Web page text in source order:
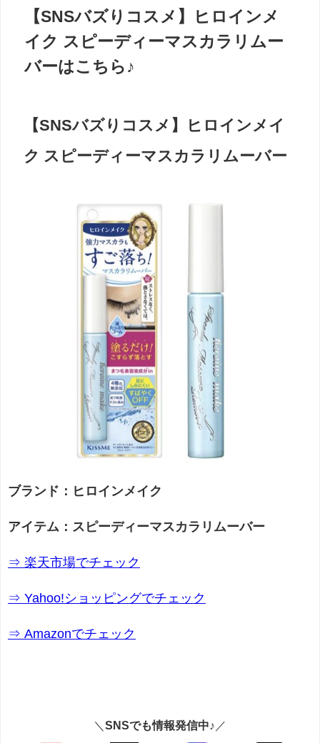
【SNSバズりコスメ】ヒロインメ
イク スピーディーマスカラリムー
バーはこちら♪
【SNSバズりコスメ】ヒロインメイ
ク スピーディーマスカラリムーバー
ブランド：ヒロインメイク
アイテム：スピーディーマスカラリムーバー
⇒ 楽天市場でチェック
⇒ Yahoo!ショッピングでチェック
⇒ Amazonでチェック
＼ SNSでも情報発信中♪ ／